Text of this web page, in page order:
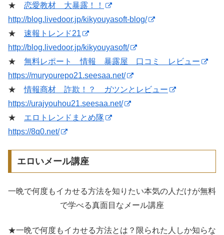
★ 恋愛教材 大暴露！！
http://blog.livedoor.jp/kikyouyasoft-blog/
★ 速報トレンド21
http://blog.livedoor.jp/kikyouyasoft/
★ 無料レポート 情報 暴露屋 口コミ レビュー
https://muryourepo21.seesaa.net/
★情報商材 詐欺！？ ガツンとレビュー
https://urajyouhou21.seesaa.net/
★ エロトレンドまとめ隊
https://8q0.net/
エロいメール講座
一晩で何度もイカせる方法を知りたい本気の人だけが無料
で学べる真面目なメール講座
★一晩で何度もイカせる方法とは？限られた人しか知らな